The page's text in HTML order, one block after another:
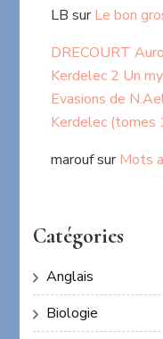
LB surLe bon
DRECOURT
Kerdelec 2 Un
Evasions de
Kerdelec (tomes
maroufsurMots
Catégories
Anglais
Biologie